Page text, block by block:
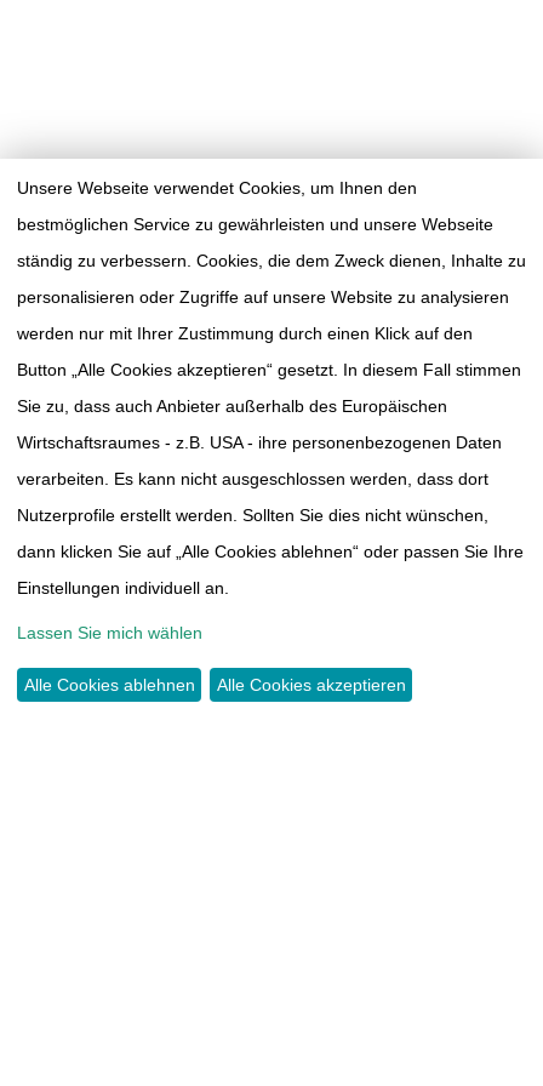
TUMORAKADEMIESÜDWESTSACHSEN E.V.
THOMAS-MÜNTZER-HÖHE 14
09117 CHEMNITZ
TEL.:
INFO@TUMORAKADEMIE.DE
Unsere Webseite verwendet Cookies, um Ihnen den
bestmöglichen Service zu gewährleisten und unsere Webseite
ständig zu verbessern. Cookies, die dem Zweck dienen, Inhalte zu
personalisieren oder Zugriffe auf unsere Website zu analysieren
werden nur mit Ihrer Zustimmung durch einen Klick auf den
Button „Alle Cookies akzeptieren“ gesetzt. In diesem Fall stimmen
Sie zu, dass auch Anbieter außerhalb des Europäischen
Wirtschaftsraumes - z.B. USA - ihre personenbezogenen Daten
verarbeiten. Es kann nicht ausgeschlossen werden, dass dort
Nutzerprofile erstellt werden. Sollten Sie dies nicht wünschen,
dann klicken Sie auf „Alle Cookies ablehnen“ oder passen Sie Ihre
Einstellungen individuell an.
Lassen Sie mich wählen
Alle Cookies ablehnen Alle Cookies akzeptieren